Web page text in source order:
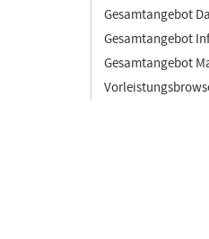
Gesamtangebot
Gesamtangebot
Gesamtangebot